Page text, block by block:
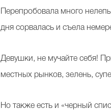
Перепробовала много
дня сорвалась и съела
Девушки, не мучайте себя!
местных рынков, зелень,
Но также есть и «черный